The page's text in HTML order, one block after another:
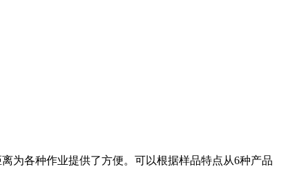
为各种作业提供了方便。可以根据样品特点从6种产品